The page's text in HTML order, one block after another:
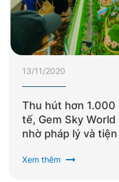
13/11/2020
Thu hút hơn
tế, Gem Sky
nhờ pháp lý và
Xem thêm arrow_right_alt